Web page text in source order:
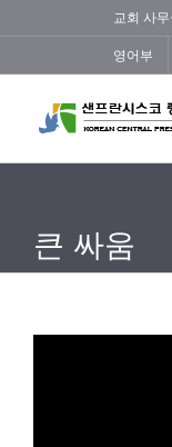
content
교회 사
영어부
큰 싸움